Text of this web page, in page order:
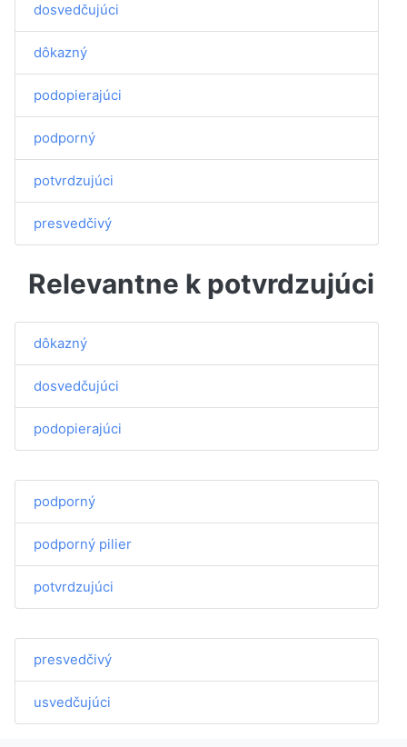
dosvedčujúci
dôkazný
podopierajúci
podporný
potvrdzujúci
presvedčivý
Relevantne k potvrdzujúci
dôkazný
dosvedčujúci
podopierajúci
podporný
podporný pilier
potvrdzujúci
presvedčivý
usvedčujúci